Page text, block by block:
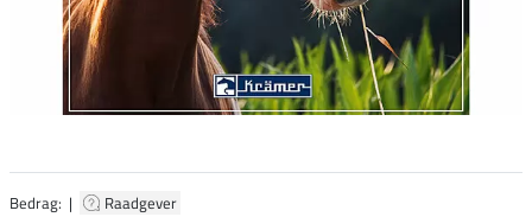
Bedrag: | Raadgever